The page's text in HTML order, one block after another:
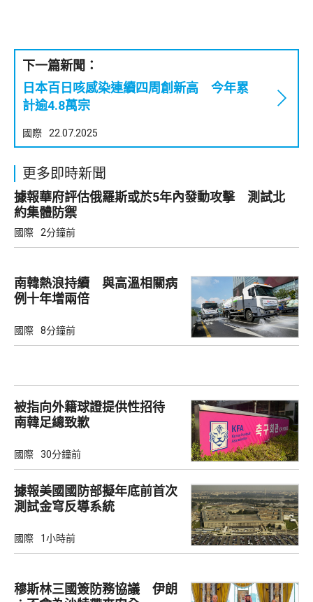
下一篇新聞：
日本百日咳感染連續四周創新高 今年累
計逾4.8萬宗
國際 22.07.2025
更多即時新聞
據報華府評估俄羅斯或於5年內發動攻擊 測試北
約集體防禦
國際 2分鐘前
南韓熱浪持續 與高溫相關病
例十年增兩倍
國際 8分鐘前
被指向外籍球證提供性招待
南韓足總致歉
國際 30分鐘前
據報美國國防部擬年底前首次
測試金穹反導系統
國際 1小時前
穆斯林三國簽防務協議 伊朗